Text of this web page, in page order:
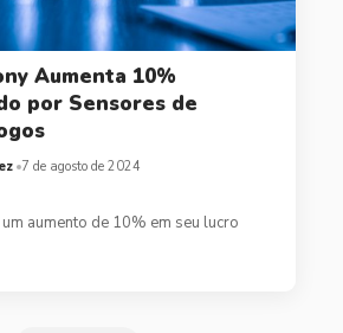
Aumenta 10%
por Sensores de
7 de agosto de 2024
aumento de 10% em seu lucro